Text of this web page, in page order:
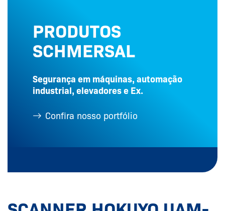
PRODUTOS
SCHMERSAL
Segurança em máquinas, automação
industrial, elevadores e Ex.
Confira nosso portfólio